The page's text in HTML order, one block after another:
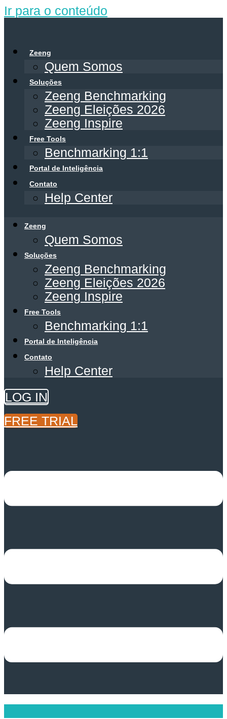
Ir para o conteúdo
Zeeng
Quem Somos
Soluções
Zeeng Benchmarking
Zeeng Eleições 2026
Zeeng Inspire
Free Tools
Benchmarking 1:1
Portal de Inteligência
Contato
Help Center
Zeeng
Quem Somos
Soluções
Zeeng Benchmarking
Zeeng Eleições 2026
Zeeng Inspire
Free Tools
Benchmarking 1:1
Portal de Inteligência
Contato
Help Center
LOG IN
FREE TRIAL